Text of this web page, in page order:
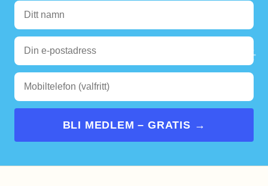
🌊
☀️
BLI MEDLEM – GRATIS →